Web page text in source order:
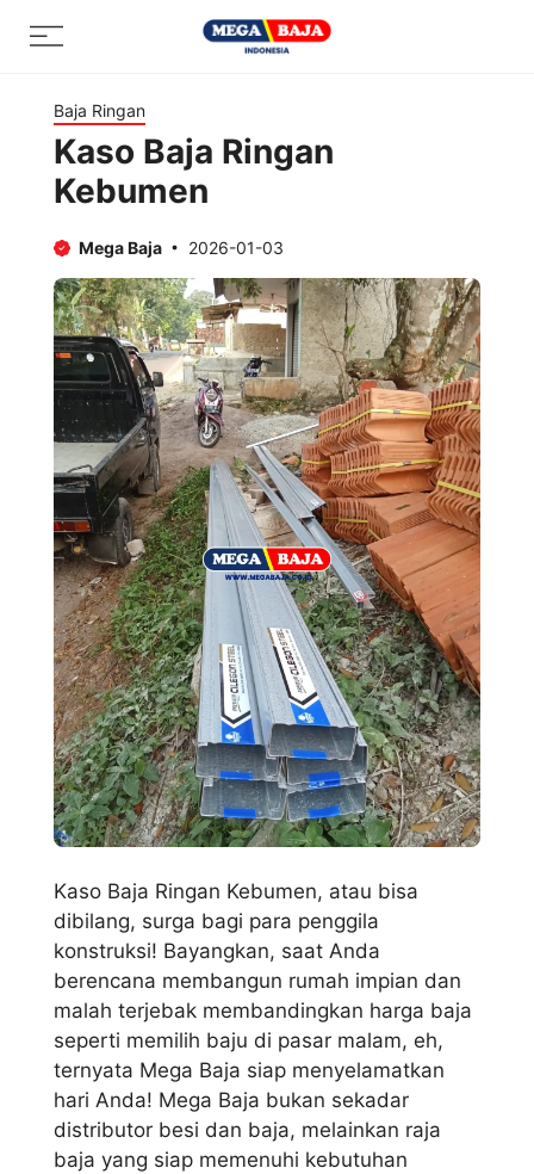
Menu
Baja Ringan
Kaso Baja Ringan
Kebumen
Mega Baja 2026-01-03
Kaso Baja Ringan Kebumen, atau bisa
dibilang, surga bagi para penggila
konstruksi! Bayangkan, saat Anda
berencana membangun rumah impian dan
malah terjebak membandingkan harga baja
seperti memilih baju di pasar malam, eh,
ternyata Mega Baja siap menyelamatkan
hari Anda! Mega Baja bukan sekadar
distributor besi dan baja, melainkan raja
baja yang siap memenuhi kebutuhan